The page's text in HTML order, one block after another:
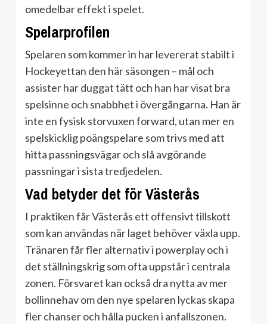
omedelbar effekt i spelet.
Spelarprofilen
Spelaren som kommer in har levererat stabilt i
Hockeyettan den här säsongen – mål och
assister har duggat tätt och han har visat bra
spelsinne och snabbhet i övergångarna. Han är
inte en fysisk storvuxen forward, utan mer en
spelskicklig poängspelare som trivs med att
hitta passningsvägar och slå avgörande
passningar i sista tredjedelen.
Vad betyder det för Västerås
I praktiken får Västerås ett offensivt tillskott
som kan användas när laget behöver växla upp.
Tränaren får fler alternativ i powerplay och i
det ställningskrig som ofta uppstår i centrala
zonen. Försvaret kan också dra nytta av mer
bollinnehav om den nye spelaren lyckas skapa
fler chanser och hålla pucken i anfallszonen.